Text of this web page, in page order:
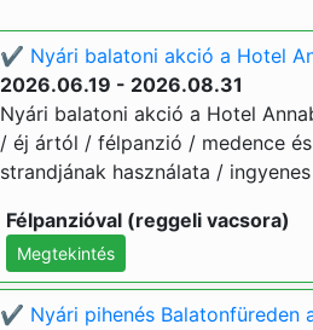
✔️ Nyári balatoni akció a Hotel
2026.06.19 - 2026.08.31
Nyári balatoni akció a Hotel
/ éj ártól / félpanzió / medence
strandjának használata /
Félpanzióval (reggeli vacsora)
Megtekintés
✔️ Nyári pihenés Balatonfüreden